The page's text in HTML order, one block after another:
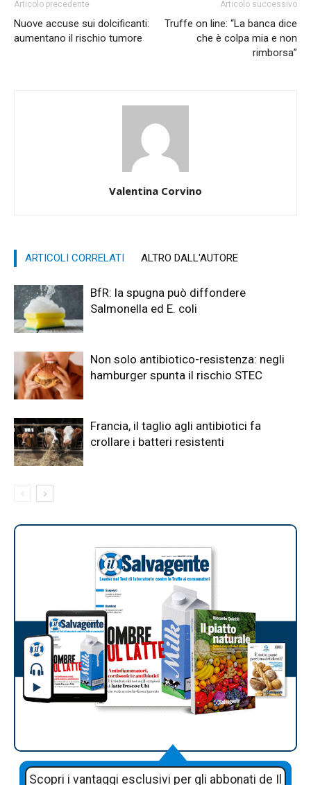
Articolo precedente
Nuove accuse sui dolcificanti:
aumentano il rischio tumore
Articolo successivo
Truffe on line: “La banca dice
che è colpa mia e non
rimborsa”
Valentina Corvino
ARTICOLI CORRELATI ALTRO DALL'AUTORE
BfR: la spugna può diffondere
Salmonella ed E. coli
Non solo antibiotico-resistenza: negli
hamburger spunta il rischio STEC
Francia, il taglio agli antibiotici fa
crollare i batteri resistenti
Scopri i vantaggi esclusivi per gli abbonati de Il